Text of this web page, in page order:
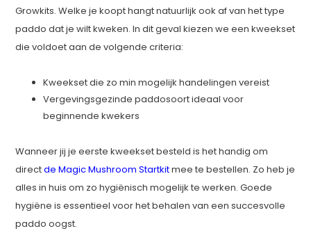
Growkits. Welke je koopt hangt natuurlijk ook af van het type
paddo dat je wilt kweken. In dit geval kiezen we een kweekset
die voldoet aan de volgende criteria:
Kweekset die zo min mogelijk handelingen vereist
Vergevingsgezinde paddosoort ideaal voor
beginnende kwekers
Wanneer jij je eerste kweekset besteld is het handig om
directde Magic Mushroom Startkitmee te bestellen. Zo heb je
alles in huis om zo hygiënisch mogelijk te werken. Goede
hygiëne is essentieel voor het behalen van een succesvolle
paddo oogst.